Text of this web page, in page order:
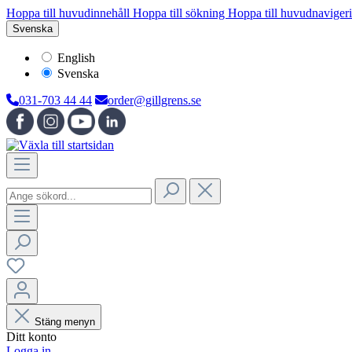
Hoppa till huvudinnehåll Hoppa till sökning Hoppa till
Svenska
English
Svenska
031-703 44 44
order@gillgrens.se
Stäng menyn
Ditt konto